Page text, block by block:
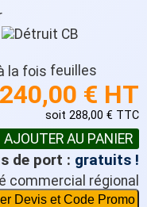
feuilles
240,00 € HT
soit 288,00 € TTC
de port : gratuits !
commercial régional
Devis et Code Promo